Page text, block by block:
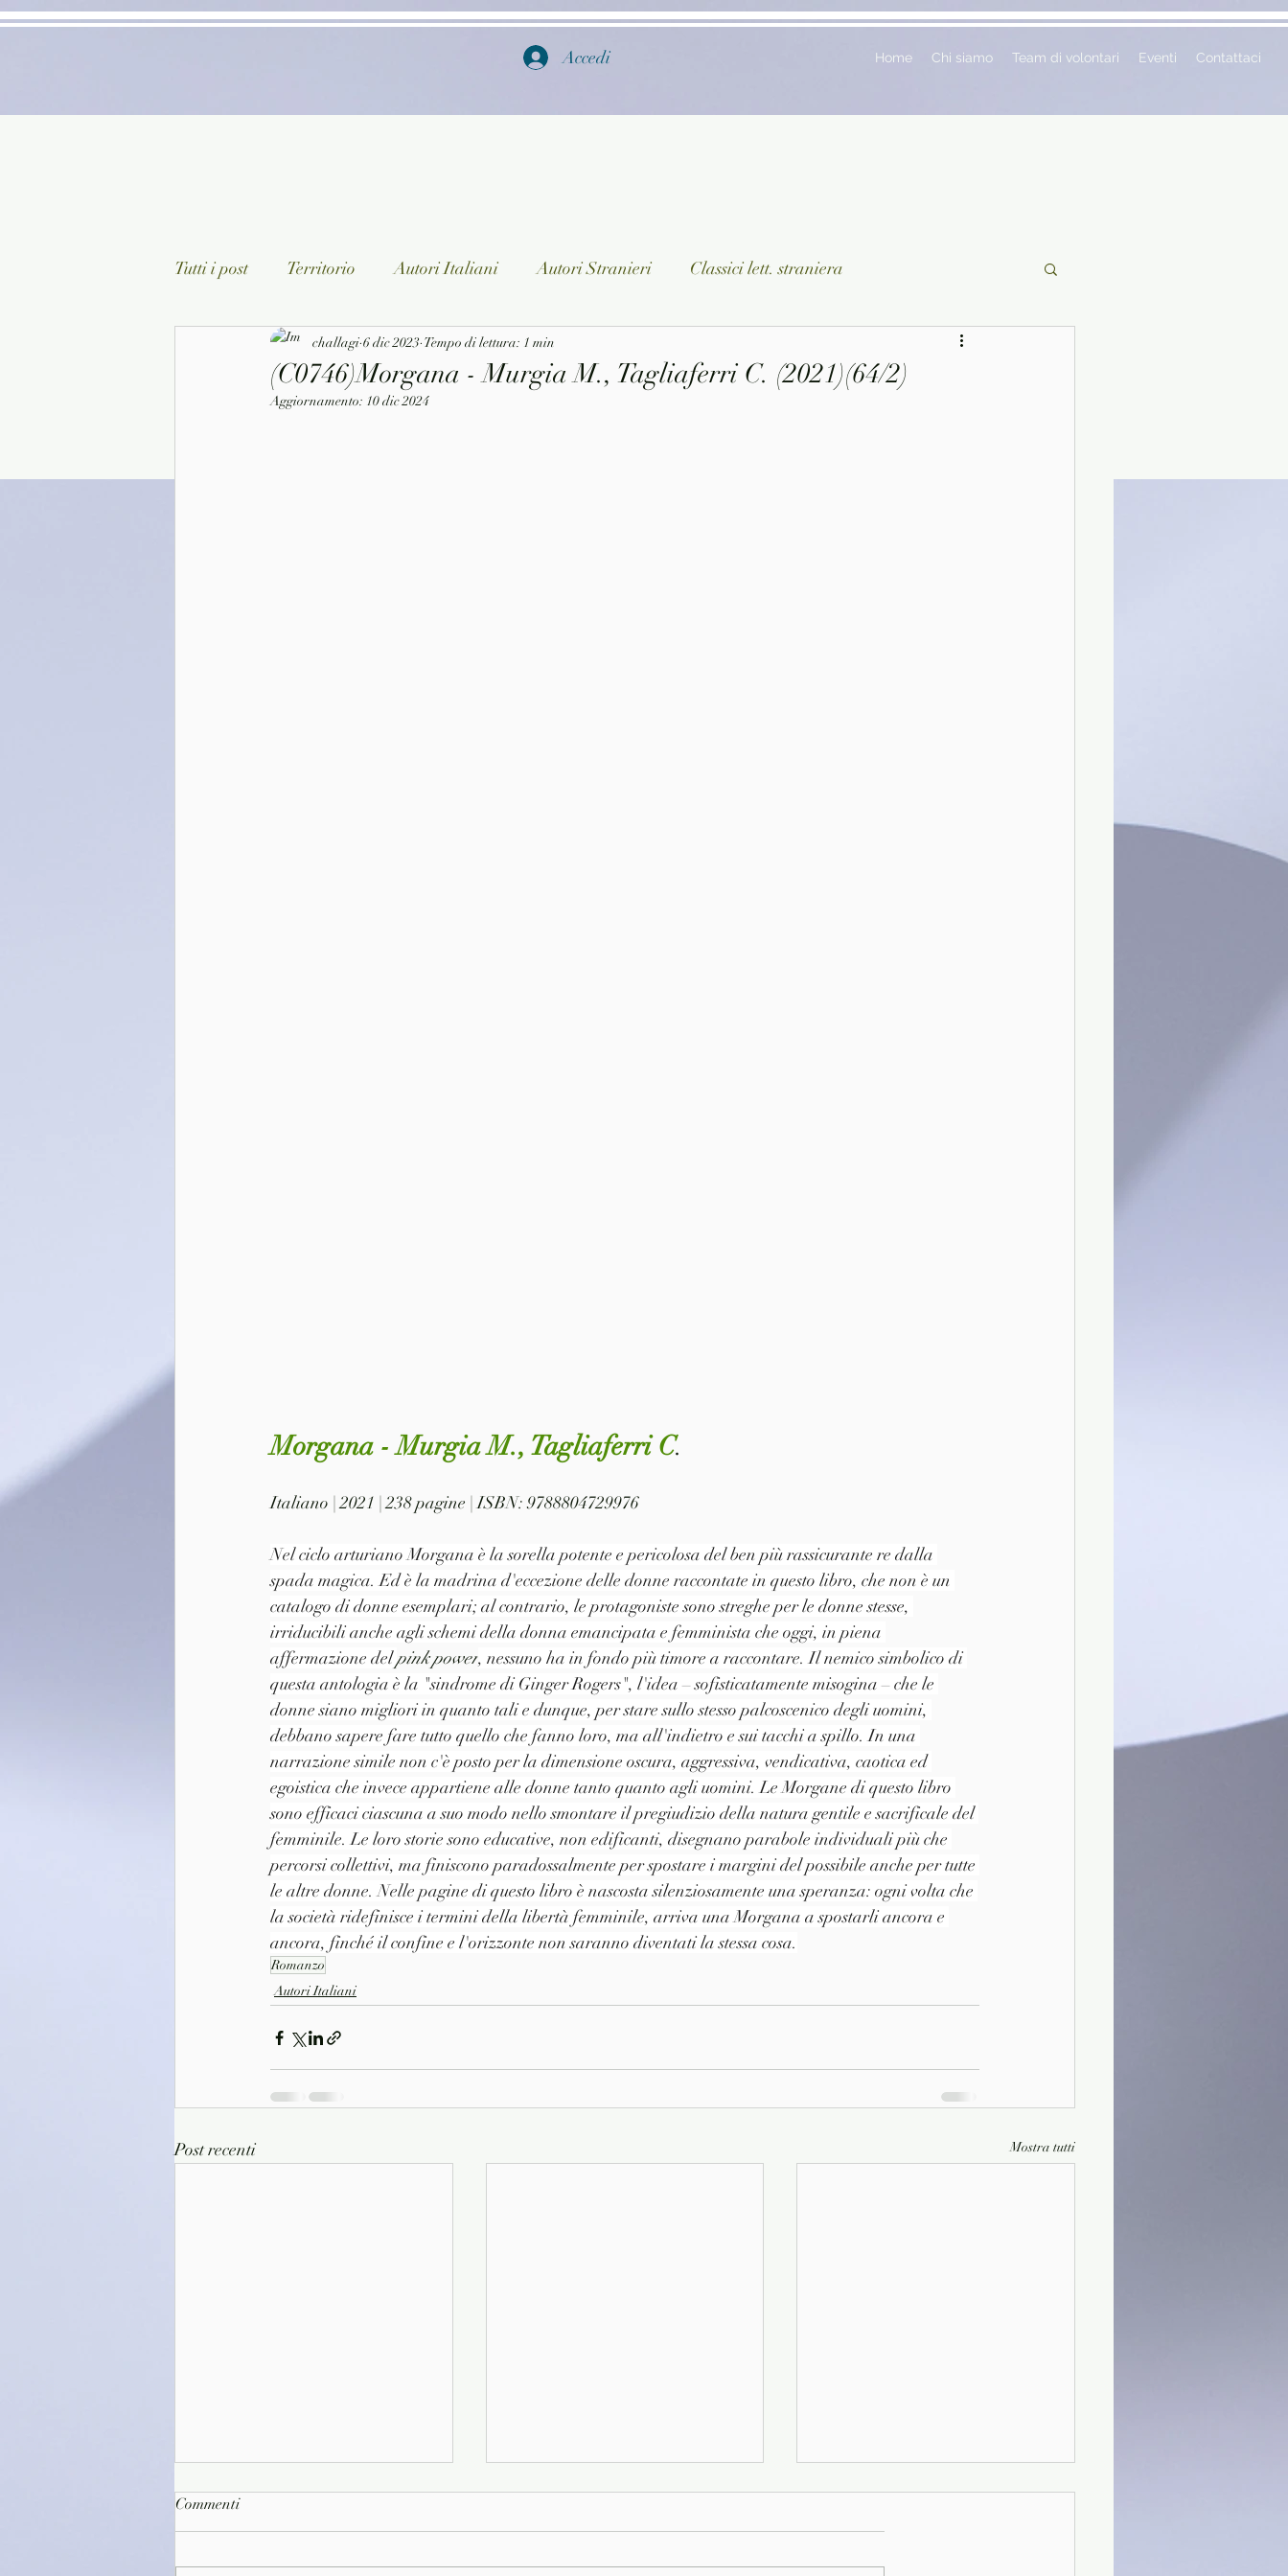
Accedi Home Chi siamo Team di volontari Eventi Contattaci
Tutti i post Territorio Autori Italiani Autori Stranieri Classici lett. straniera
Classici lett. italiana Saggistica Ragazzi
(C0746)Morgana - Murgia M., Tagliaferri C. (2021)(64/2)
challagi 6 dic 2023 Tempo di lettura: 1 min
Aggiornamento: 10 dic 2024
Morgana - Murgia M., Tagliaferri C.
Italiano | 2021 | 238 pagine | ISBN: 9788804729976
Nel ciclo arturiano Morgana è la sorella potente e pericolosa del ben più rassicurante re dalla
spada magica. Ed è la madrina d'eccezione delle donne raccontate in questo libro, che non è un
catalogo di donne esemplari; al contrario, le protagoniste sono streghe per le donne stesse,
irriducibili anche agli schemi della donna emancipata e femminista che oggi, in piena
affermazione del pink power, nessuno ha in fondo più timore a raccontare. Il nemico simbolico di
questa antologia è la "sindrome di Ginger Rogers", l'idea – sofisticatamente misogina – che le
donne siano migliori in quanto tali e dunque, per stare sullo stesso palcoscenico degli uomini,
debbano sapere fare tutto quello che fanno loro, ma all'indietro e sui tacchi a spillo. In una
narrazione simile non c'è posto per la dimensione oscura, aggressiva, vendicativa, caotica ed
egoistica che invece appartiene alle donne tanto quanto agli uomini. Le Morgane di questo libro
sono efficaci ciascuna a suo modo nello smontare il pregiudizio della natura gentile e sacrificale del
femminile. Le loro storie sono educative, non edificanti, disegnano parabole individuali più che
percorsi collettivi, ma finiscono paradossalmente per spostare i margini del possibile anche per tutte
le altre donne. Nelle pagine di questo libro è nascosta silenziosamente una speranza: ogni volta che
la società ridefinisce i termini della libertà femminile, arriva una Morgana a spostarli ancora e
ancora, finché il confine e l'orizzonte non saranno diventati la stessa cosa.
Romanzo
Autori Italiani
Post recenti Mostra tutti
Commenti